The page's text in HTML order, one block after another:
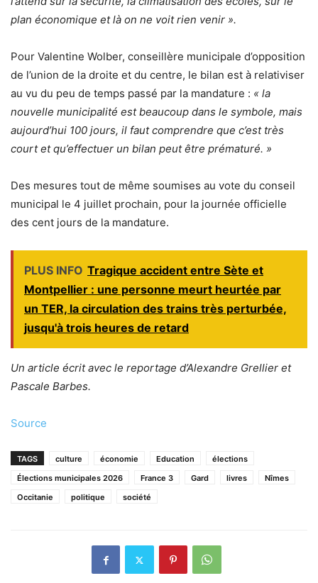
plan économique et là on ne voit rien venir ».
Pour Valentine Wolber, conseillère municipale d’opposition
de l’union de la droite et du centre, le bilan est à relativiser
au vu du peu de temps passé par la mandature : « la
nouvelle municipalité est beaucoup dans le symbole, mais
aujourd’hui 100 jours, il faut comprendre que c’est très
court et qu’effectuer un bilan peut être prématuré. »
Des mesures tout de même soumises au vote du conseil
municipal le 4 juillet prochain, pour la journée officielle
des cent jours de la mandature.
PLUS INFO Tragique accident entre Sète et
Montpellier : une personne meurt heurtée par
un TER, la circulation des trains très perturbée,
jusqu'à trois heures de retard
Un article écrit avec le reportage d’Alexandre Grellier et
Pascale Barbes.
Source
TAGS culture économie Education
élections
Élections municipales 2026
France 3 Gard livres
Nîmes
Occitanie
politique société